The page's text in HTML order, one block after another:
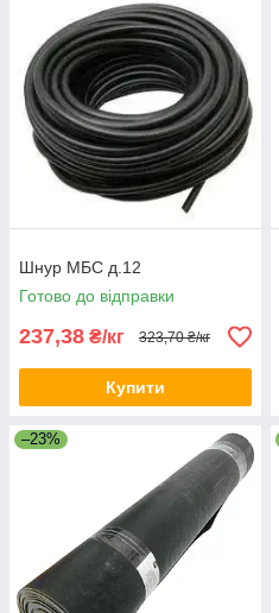
Шнур МБС д.12
Готово до відправки
237,38 ₴/кг 323,70 ₴/кг
Купити
–23%